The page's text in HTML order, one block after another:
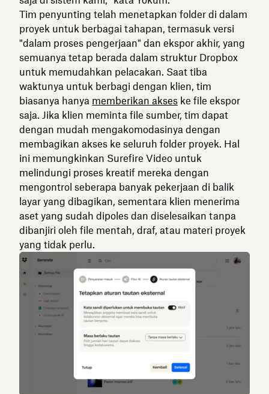
Tim penyunting telah menetapkan folder di dalam
proyek untuk berbagai tahapan, termasuk versi
"dalam proses pengerjaan" dan ekspor akhir, yang
semuanya tetap berada dalam struktur Dropbox
untuk memudahkan pelacakan. Saat tiba
waktunya untuk berbagi dengan klien, tim
biasanya hanya memberikan akses ke file ekspor
saja. Jika klien meminta file sumber, tim dapat
dengan mudah mengakomodasinya dengan
membagikan akses ke seluruh folder proyek. Hal
ini memungkinkan Surefire Video untuk
melindungi proses kreatif mereka dengan
mengontrol seberapa banyak pekerjaan di balik
layar yang dibagikan, sementara klien menerima
aset yang sudah dipoles dan diselesaikan tanpa
dibanjiri oleh file mentah, draf, atau materi proyek
yang tidak perlu.